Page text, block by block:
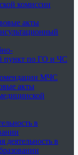
комиссии
акты
пункт по ГО и ЧС
МЧС
акты
в
деятельность в